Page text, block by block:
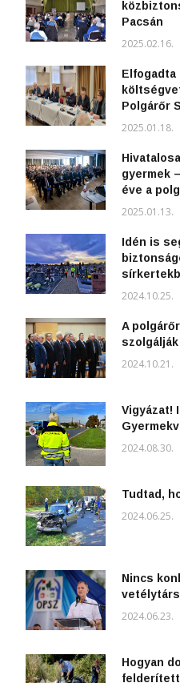
Pacsán
2025.02.16.
Elfogadta
Polgárőr
2025.01.18.
gyermek
éve a
2025.01.13.
Idén is
2024.10.25.
A
szolgálják
2024.10.21.
Vigyázat!
2024.08.30.
Tudtad,
2024.06.25.
Nincs
2024.06.23.
Hogyan